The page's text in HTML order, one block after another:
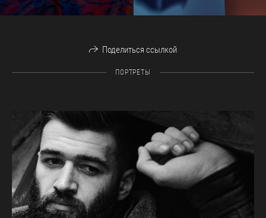
Поделиться ссылкой
ПОРТРЕТЫ